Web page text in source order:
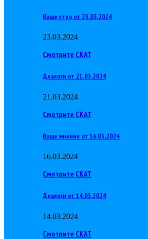
Ваше утро от 23.03.2024
23.03.2024
Смотрите СКАТ
Диалоги от 21.03.2024
21.03.2024
Смотрите СКАТ
Ваше мнение от 16.03.2024
16.03.2024
Смотрите СКАТ
Диалоги от 14.03.2024
14.03.2024
Смотрите СКАТ